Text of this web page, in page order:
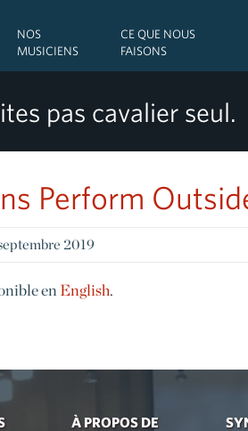
NOS
MUSICIENS
CE QUE NOUS
FAISONS
pas cavalier seul.
Perform
2019
enEnglish.
À PROPOS DE